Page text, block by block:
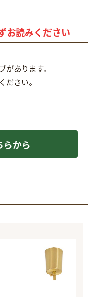
お読みください
あります。
ださい。
らから